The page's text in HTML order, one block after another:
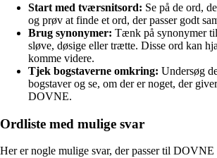
Start med tværsnitsord: Se på de ord,
og prøv at finde et ord, der passer godt
Brug synonymer: Tænk på synonymer
sløve, døsige eller trætte. Disse ord kan
komme videre.
Tjek bogstaverne omkring: Undersøg
bogstaver og se, om der er noget, der
DOVNE.
Ordliste med mulige svar
Her er nogle mulige svar, der passer til